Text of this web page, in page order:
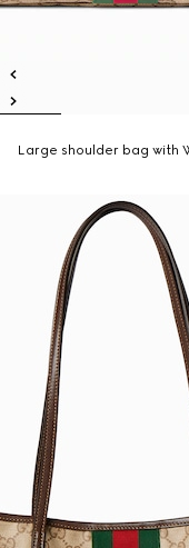
Large shoulder bag with